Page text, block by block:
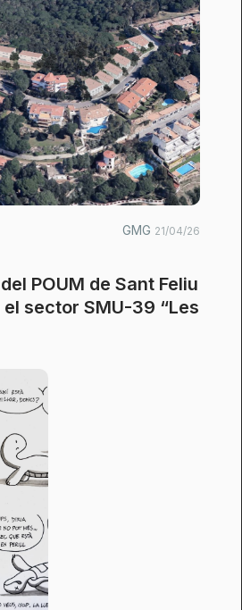
GMG 21/04/26
POUM de Sant Feliu
sector SMU-39 “Les